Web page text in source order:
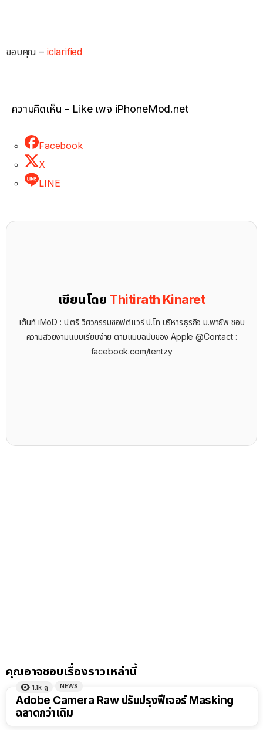
ขอบคุณ – iclarified
ความคิดเห็น - Like เพจ iPhoneMod.net
Facebook
X
LINE
เขียนโดย Thitirath Kinaret
เต้นท์ iMoD : ป.ตรี วิศวกรรมซอฟต์แวร์ ป.โท บริหารธุรกิจ ม.พายัพ ชอบ
ความสวยงามแบบเรียบง่าย ตามแบบฉบับของ Apple @Contact :
facebook.com/tentzy
คุณอาจชอบเรื่องราวเหล่านี้
1.1k ดู NEWS
Adobe Camera Raw ปรับปรุงฟีเจอร์ Masking
ฉลาดกว่าเดิม